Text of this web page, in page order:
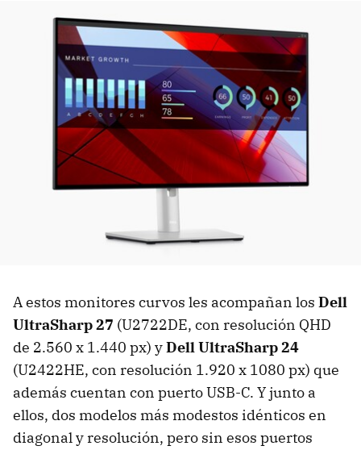
A estos monitores curvos les acompañan los Dell
UltraSharp 27 (U2722DE, con resolución QHD
de 2.560 x 1.440 px) yDell UltraSharp 24
(U2422HE, con resolución 1.920 x 1080 px) que
además cuentan con puerto USB-C. Y junto a
ellos, dos modelos más modestos idénticos en
diagonal y resolución, pero sin esos puertos